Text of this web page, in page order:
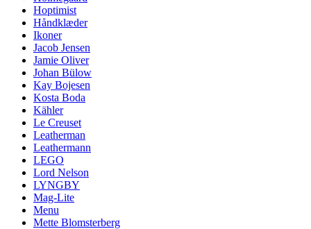
Hoptimist
Håndklæder
Ikoner
Jacob Jensen
Jamie Oliver
Johan Bülow
Kay Bojesen
Kosta Boda
Kähler
Le Creuset
Leatherman
Leathermann
LEGO
Lord Nelson
LYNGBY
Mag-Lite
Menu
Mette Blomsterberg